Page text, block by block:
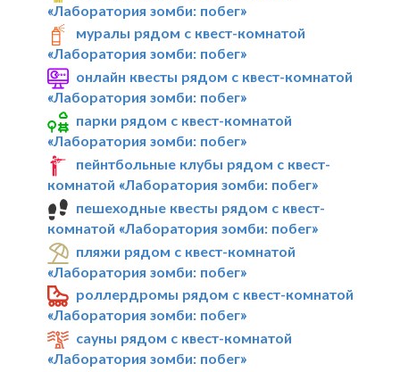
«Лаборатория зомби: побег»
муралы рядом с квест-комнатой
«Лаборатория зомби: побег»
онлайн квесты рядом с квест-комнатой
«Лаборатория зомби: побег»
парки рядом с квест-комнатой
«Лаборатория зомби: побег»
пейнтбольные клубы рядом с квест-
комнатой «Лаборатория зомби: побег»
пешеходные квесты рядом с квест-
комнатой «Лаборатория зомби: побег»
пляжи рядом с квест-комнатой
«Лаборатория зомби: побег»
роллердромы рядом с квест-комнатой
«Лаборатория зомби: побег»
сауны рядом с квест-комнатой
«Лаборатория зомби: побег»